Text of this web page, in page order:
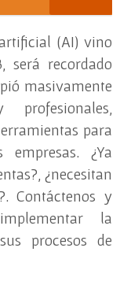
(AI) vino
será recordado
masivamente
para
¿Ya
¿necesitan
Contáctenos y
la
procesos de